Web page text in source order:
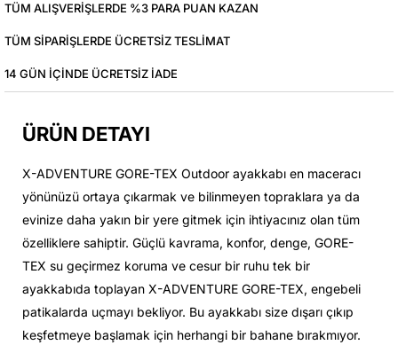
TÜM ALIŞVERIŞLERDE %3 PARA PUAN KAZAN
TÜM SIPARIŞLERDE ÜCRETSIZ TESLIMAT
14 GÜN IÇINDE ÜCRETSIZ IADE
ÜRÜN DETAYI
X-ADVENTURE GORE-TEX Outdoor ayakkabı en maceracı
yönünüzü ortaya çıkarmak ve bilinmeyen topraklara ya da
evinize daha yakın bir yere gitmek için ihtiyacınız olan tüm
özelliklere sahiptir. Güçlü kavrama, konfor, denge, GORE-
TEX su geçirmez koruma ve cesur bir ruhu tek bir
ayakkabıda toplayan X-ADVENTURE GORE-TEX, engebeli
patikalarda uçmayı bekliyor. Bu ayakkabı size dışarı çıkıp
keşfetmeye başlamak için herhangi bir bahane bırakmıyor.